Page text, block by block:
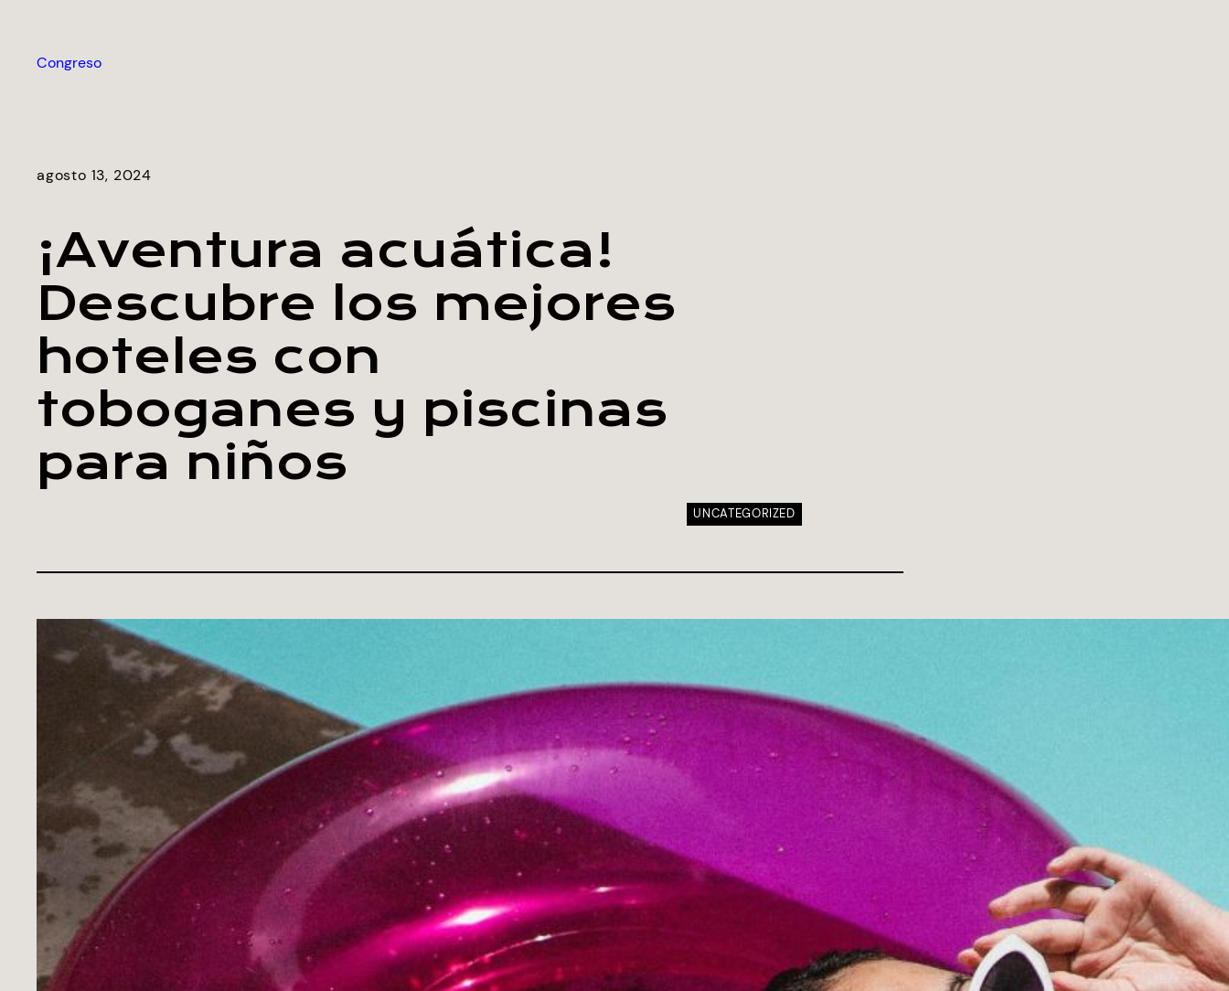
contenido
Congreso
agosto 13, 2024
¡Aventura acuática!
Descubre los mejores
hoteles con
toboganes y piscinas
para niños
UNCATEGORIZED